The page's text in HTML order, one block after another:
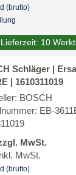
(brutto)
Lieferzeit: 10
Schläger |
| 1610311019
BOSCH
EB-
MwSt.
MwSt.
(brutto)